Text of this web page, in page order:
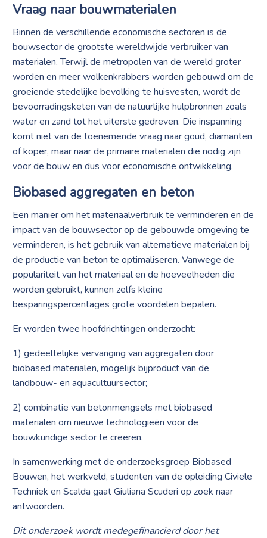
Vraag naar bouwmaterialen
Binnen de verschillende economische sectoren is de
bouwsector de grootste wereldwijde verbruiker van
materialen. Terwijl de metropolen van de wereld groter
worden en meer wolkenkrabbers worden gebouwd om de
groeiende stedelijke bevolking te huisvesten, wordt de
bevoorradingsketen van de natuurlijke hulpbronnen zoals
water en zand tot het uiterste gedreven. Die inspanning
komt niet van de toenemende vraag naar goud, diamanten
of koper, maar naar de primaire materialen die nodig zijn
voor de bouw en dus voor economische ontwikkeling.
Biobased aggregaten en beton
Een manier om het materiaalverbruik te verminderen en de
impact van de bouwsector op de gebouwde omgeving te
verminderen, is het gebruik van alternatieve materialen bij
de productie van beton te optimaliseren. Vanwege de
populariteit van het materiaal en de hoeveelheden die
worden gebruikt, kunnen zelfs kleine
besparingspercentages grote voordelen bepalen.
Er worden twee hoofdrichtingen onderzocht:
1) gedeeltelijke vervanging van aggregaten door
biobased materialen, mogelijk bijproduct van de
landbouw- en aquacultuursector;
2) combinatie van betonmengsels met biobased
materialen om nieuwe technologieën voor de
bouwkundige sector te creëren.
In samenwerking met de onderzoeksgroep Biobased
Bouwen, het werkveld, studenten van de opleiding Civiele
Techniek en Scalda gaat Giuliana Scuderi op zoek naar
antwoorden.
Dit onderzoek wordt medegefinancierd door het